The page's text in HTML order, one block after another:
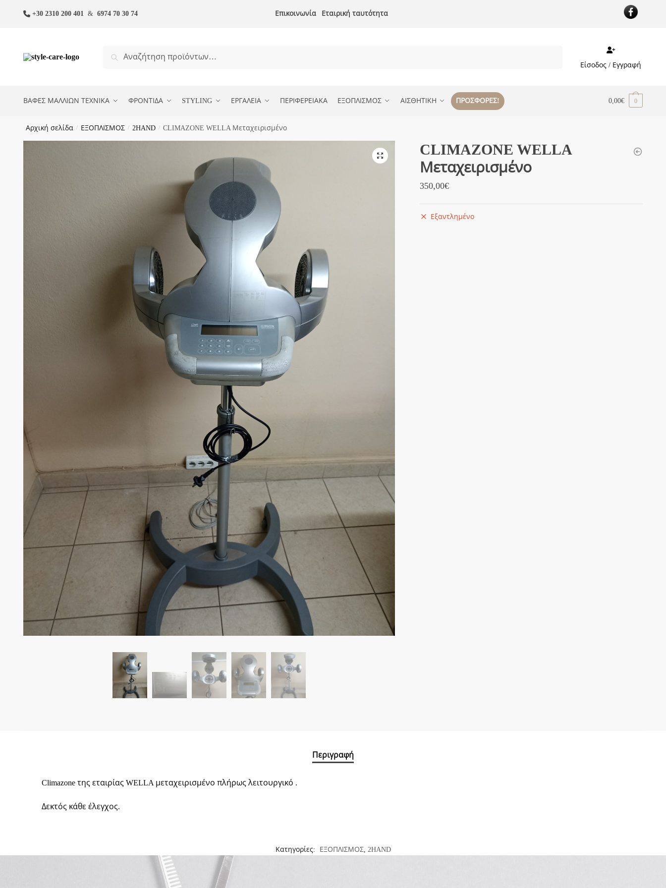
+30 2310 200 401 & 6974 70 30 74 Επικοινωνία Εταιρική ταυτότητα
Αναζήτηση
Αναζήτηση
Είσοδος / Εγγραφή
ΒΑΦΕΣ ΜΑΛΛΙΩΝ ΤΕΧΝΙΚΑ ΦΡΟΝΤΙΔΑ STYLING ΕΡΓΑΛΕΙΑ ΠΕΡΙΦΕΡΕΙΑΚΑ ΕΞΟΠΛΙΣΜΟΣ ΑΙΣΘΗΤΙΚΗ ΠΡΟΣΦΟΡΕΣ! 0,00€ 0
Αρχική σελίδα / ΕΞΟΠΛΙΣΜΟΣ / 2HAND / CLIMAZONE WELLA Μεταχειρισμένο
🔍
CLIMAZONE WELLA
Μεταχειρισμένο
350,00€
Εξαντλημένο
Περιγραφή
Climazone της εταιρίας WELLA μεταχειρισμένο πλήρως λειτουργικό .
Δεκτός κάθε έλεγχος.
Κατηγορίες: ΕΞΟΠΛΙΣΜΟΣ, 2HAND